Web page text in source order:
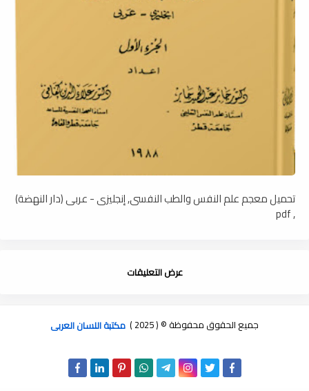
تحميل معجم علم النفس والطب النفسى, إنجليزى - عربى (دار النهضة)
, pdf
عرض التعليقات
جميع الحقوق محفوظة © ( 2025 ) مكتبة اللسان العربى